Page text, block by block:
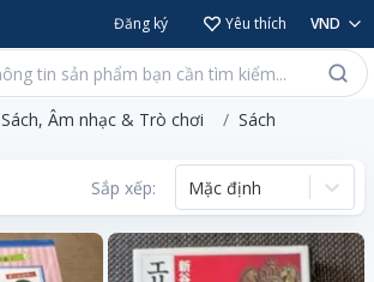
Đăng ký Yêu thích VND
Sách, Âm nhạc & Trò chơi Sách
Sắp xếp: Mặc định